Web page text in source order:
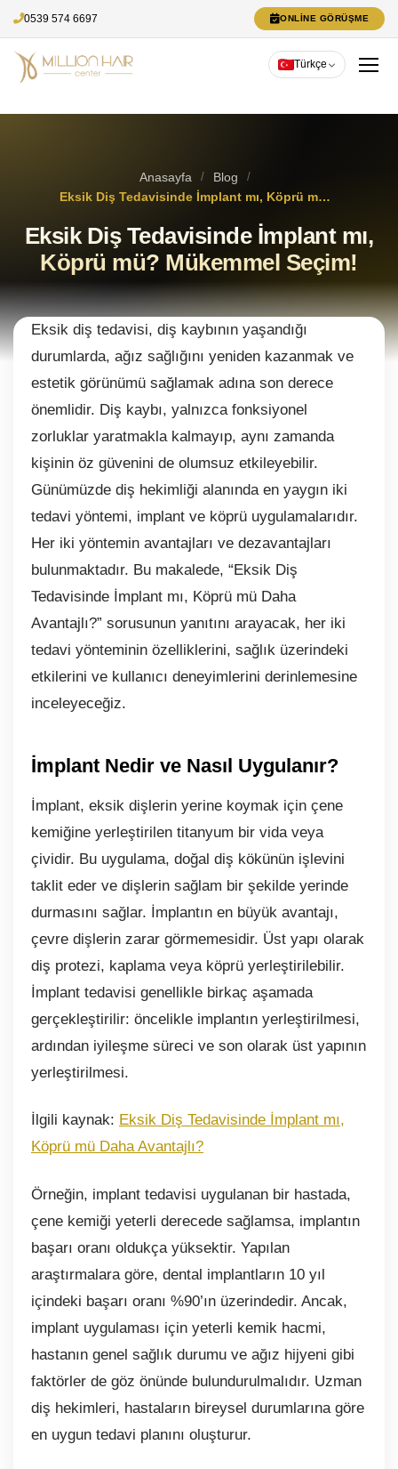
0539 574 6697 ONLINE GÖRÜŞME
Türkçe
Anasayfa / Blog /
Eksik Diş Tedavisinde İmplant mı, Köprü mü? Mükemmel Seçim!
Eksik Diş Tedavisinde İmplant mı,
Köprü mü? Mükemmel Seçim!
Eksik diş tedavisi, diş kaybının yaşandığı
durumlarda, ağız sağlığını yeniden kazanmak ve
estetik görünümü sağlamak adına son derece
önemlidir. Diş kaybı, yalnızca fonksiyonel
zorluklar yaratmakla kalmayıp, aynı zamanda
kişinin öz güvenini de olumsuz etkileyebilir.
Günümüzde diş hekimliği alanında en yaygın iki
tedavi yöntemi, implant ve köprü uygulamalarıdır.
Her iki yöntemin avantajları ve dezavantajları
bulunmaktadır. Bu makalede, “Eksik Diş
Tedavisinde İmplant mı, Köprü mü Daha
Avantajlı?” sorusunun yanıtını arayacak, her iki
tedavi yönteminin özelliklerini, sağlık üzerindeki
etkilerini ve kullanıcı deneyimlerini derinlemesine
inceleyeceğiz.
İmplant Nedir ve Nasıl Uygulanır?
İmplant, eksik dişlerin yerine koymak için çene
kemiğine yerleştirilen titanyum bir vida veya
çividir. Bu uygulama, doğal diş kökünün işlevini
taklit eder ve dişlerin sağlam bir şekilde yerinde
durmasını sağlar. İmplantın en büyük avantajı,
çevre dişlerin zarar görmemesidir. Üst yapı olarak
diş protezi, kaplama veya köprü yerleştirilebilir.
İmplant tedavisi genellikle birkaç aşamada
gerçekleştirilir: öncelikle implantın yerleştirilmesi,
ardından iyileşme süreci ve son olarak üst yapının
yerleştirilmesi.
İlgili kaynak: Eksik Diş Tedavisinde İmplant mı,
Köprü mü Daha Avantajlı?
Örneğin, implant tedavisi uygulanan bir hastada,
çene kemiği yeterli derecede sağlamsa, implantın
başarı oranı oldukça yüksektir. Yapılan
araştırmalara göre, dental implantların 10 yıl
içindeki başarı oranı %90’ın üzerindedir. Ancak,
implant uygulaması için yeterli kemik hacmi,
hastanın genel sağlık durumu ve ağız hijyeni gibi
faktörler de göz önünde bulundurulmalıdır. Uzman
diş hekimleri, hastaların bireysel durumlarına göre
en uygun tedavi planını oluşturur.